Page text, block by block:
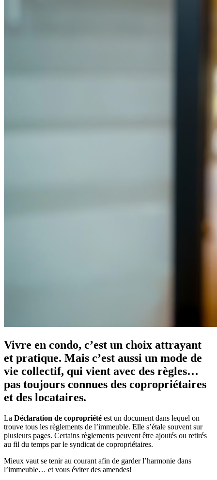
Vivre en condo, c’est un choix attrayant
et pratique. Mais c’est aussi un mode de
vie collectif, qui vient avec des règles…
pas toujours connues des copropriétaires
et des locataires.
La Déclaration de copropriété est un document dans lequel on
trouve tous les règlements de l’immeuble. Elle s’étale souvent sur
plusieurs pages. Certains règlements peuvent être ajoutés ou retirés
au fil du temps par le syndicat de copropriétaires.
Mieux vaut se tenir au courant afin de garder l’harmonie dans
l’immeuble… et vous éviter des amendes!